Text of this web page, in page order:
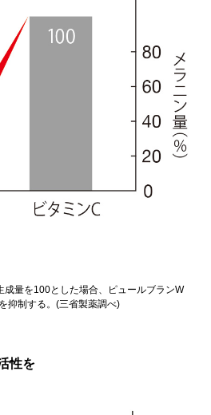
成量を100とした場合、ピュールブランW
抑制する。(三省製薬調べ)
性を